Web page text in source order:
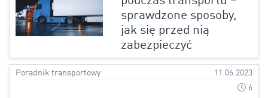
sprawdzone sposoby,
jak się przed nią
zabezpieczyć
Poradnik transportowy
11.06.2023
6